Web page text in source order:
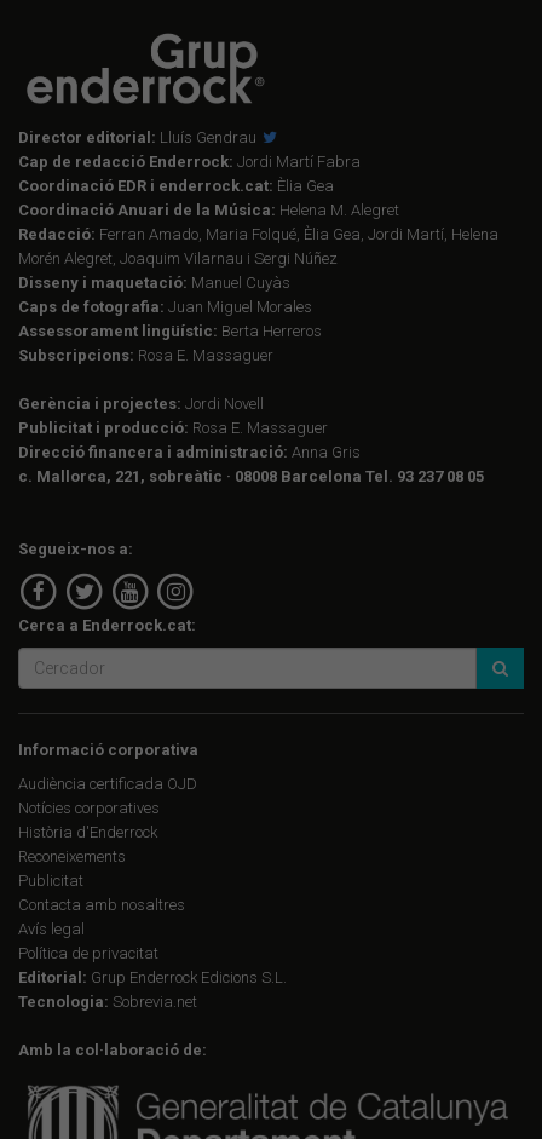
Director editorial: Lluís Gendrau
Cap de redacció Enderrock: Jordi Martí Fabra
Coordinació EDR i enderrock.cat: Èlia Gea
Coordinació Anuari de la Música: Helena M. Alegret
Redacció: Ferran Amado, Maria Folqué, Èlia Gea, Jordi Martí, Helena
Morén Alegret, Joaquim Vilarnau i Sergi Núñez
Disseny i maquetació: Manuel Cuyàs
Caps de fotografia: Juan Miguel Morales
Assessorament lingüístic: Berta Herreros
Subscripcions: Rosa E. Massaguer
Gerència i projectes: Jordi Novell
Publicitat i producció: Rosa E. Massaguer
Direcció financera i administració: Anna Gris
c. Mallorca, 221, sobreàtic · 08008 Barcelona Tel. 93 237 08 05
Segueix-nos a:
Cerca a Enderrock.cat:
Informació corporativa
Audiència certificada OJD
Notícies corporatives
Història d'Enderrock
Reconeixements
Publicitat
Contacta amb nosaltres
Avís legal
Política de privacitat
Editorial: Grup Enderrock Edicions S.L.
Tecnologia: Sobrevia.net
Amb la col·laboració de: